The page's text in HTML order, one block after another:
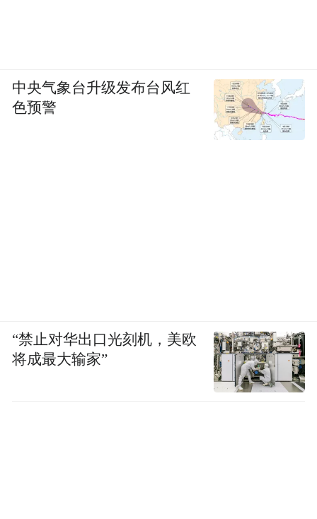
中央气象台升级发布台风红
色预警
“禁止对华出口光刻机，美欧
将成最大输家”